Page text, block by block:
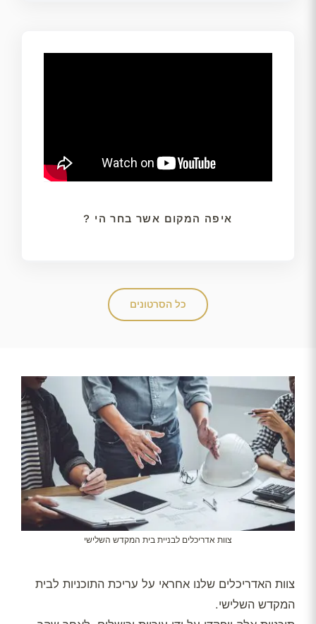
איפה המקום אשר בחר הי ?
כל הסרטונים
צוות אדריכלים לבניית בית המקדש השלישי
צוות האדריכלים שלנו אחראי על עריכת התוכניות לבית
המקדש השלישי.